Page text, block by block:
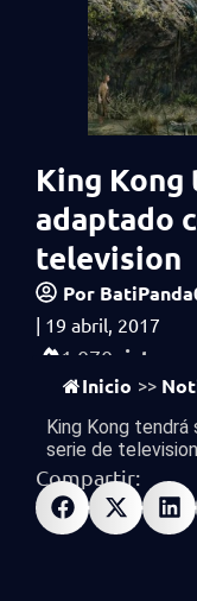
King
adaptado
television
Por
| 19 abril, 2017
1,070 vistas
Inicio >>
King Kong
serie de television
Compartir: